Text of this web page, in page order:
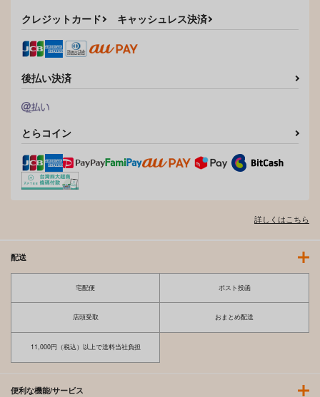
クレジットカード キャッシュレス決済
後払い決済
とらコイン
詳しくはこちら
配送
宅配便 ポスト投函
店頭受取 おまとめ配送
11,000円（税込）以上で送料当社負担
便利な機能/サービス